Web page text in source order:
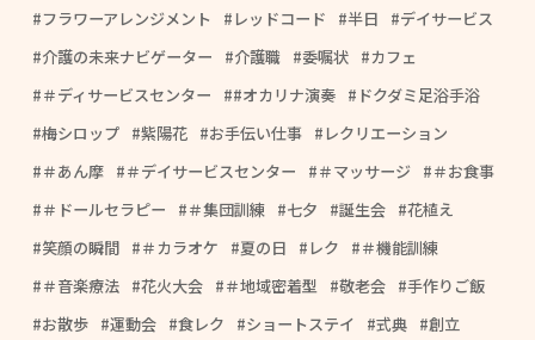
フラワーアレンジメント
レッドコード 半日
デイサービス
介護の未来ナビゲーター
介護職 委嘱状
カフェ
＃ディサービスセンター
#オカリナ演奏
ドクダミ足浴手浴
梅シロップ
紫陽花 お手伝い仕事
レクリエーション
＃あん摩
＃デイサービスセンター ＃マッサージ
＃お食事
＃ドールセラピー
＃集団訓練 七夕 誕生会
花植え
笑顔の瞬間
＃カラオケ 夏の日 レク
＃機能訓練
＃音楽療法
花火大会 ＃地域密着型 敬老会
手作りご飯
お散歩
運動会 食レク ショートステイ 式典
創立